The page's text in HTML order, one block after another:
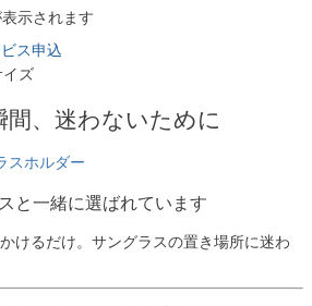
ス申込
イズ
間、迷わないために
と一緒に選ばれています
けるだけ。サングラスの置き場所に迷わ